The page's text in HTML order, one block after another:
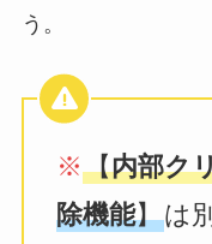
う。
※【内部ク
除機能】は